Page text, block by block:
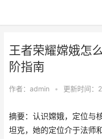
王者荣耀嫦娥怎
阶指南
作者： admin • 更新时间：
摘要：认识嫦娥，定位与
坦克，她的定位介于法师